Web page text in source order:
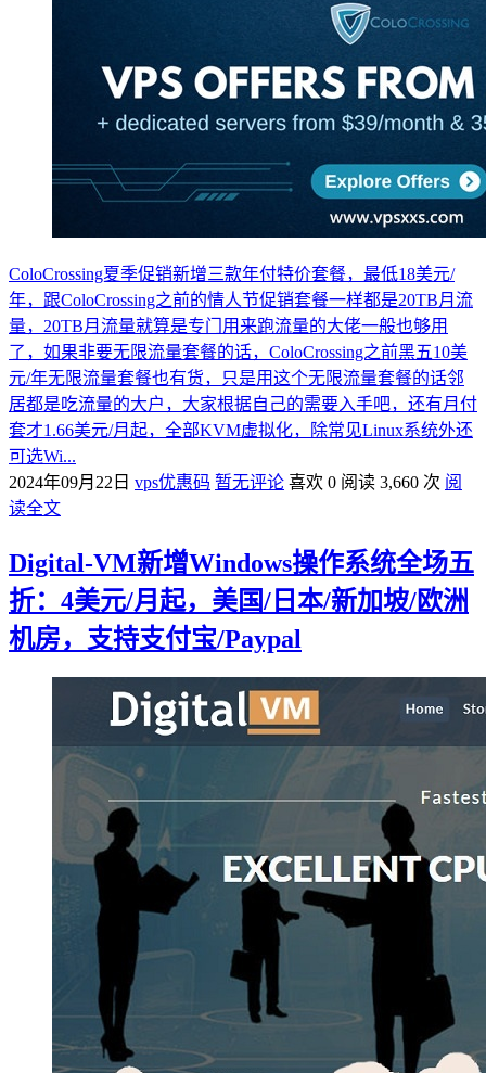
ColoCrossing夏季促销新增三款年付特价套餐，最低18美元/
年，跟ColoCrossing之前的情人节促销套餐一样都是20TB月流
量，20TB月流量就算是专门用来跑流量的大佬一般也够用
了，如果非要无限流量套餐的话，ColoCrossing之前黑五10美
元/年无限流量套餐也有货，只是用这个无限流量套餐的话邻
居都是吃流量的大户，大家根据自己的需要入手吧，还有月付
套才1.66美元/月起，全部KVM虚拟化，除常见Linux系统外还
可选Wi...
2024年09月22日 vps优惠码 暂无评论 喜欢 0 阅读 3,660 次 阅
读全文
Digital-VM新增Windows操作系统全场五
折：4美元/月起，美国/日本/新加坡/欧洲
机房，支持支付宝/Paypal